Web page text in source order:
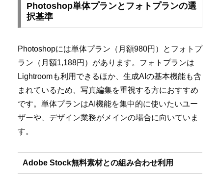
Photoshop単体プランとフォトプランの選
択基準
Photoshopには単体プラン（月額980円）とフォトプ
ラン（月額1,188円）があります。フォトプランは
Lightroomも利用できるほか、生成AIの基本機能も含
まれているため、写真編集を重視する方におすすめ
です。単体プランはAI機能を集中的に使いたいユー
ザーや、デザイン業務がメインの場合に向いていま
す。
Adobe Stock無料素材との組み合わせ利用